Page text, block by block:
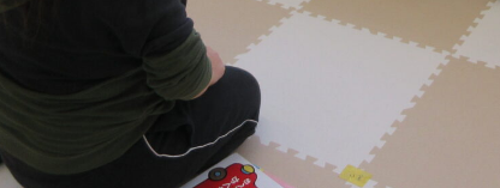
教育と保育
美⽊多幼稚園の理想
園の1⽇
年間⾏事